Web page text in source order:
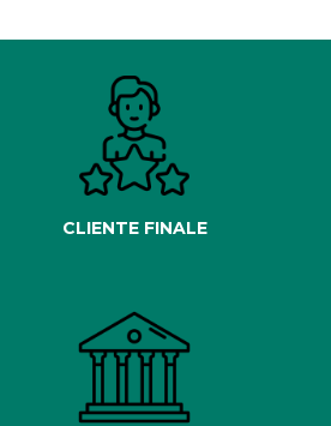
CLIENTE FINALE